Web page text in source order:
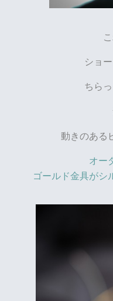
ショ
ちら
動きのある
オー
ゴールド金具がシ